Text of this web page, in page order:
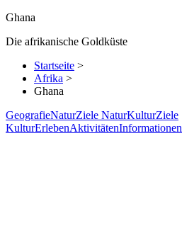
Ghana
Die afrikanische Goldküste
Startseite >
Afrika >
Ghana
GeografieNaturZiele NaturKulturZiele
KulturErlebenAktivitätenInformationen